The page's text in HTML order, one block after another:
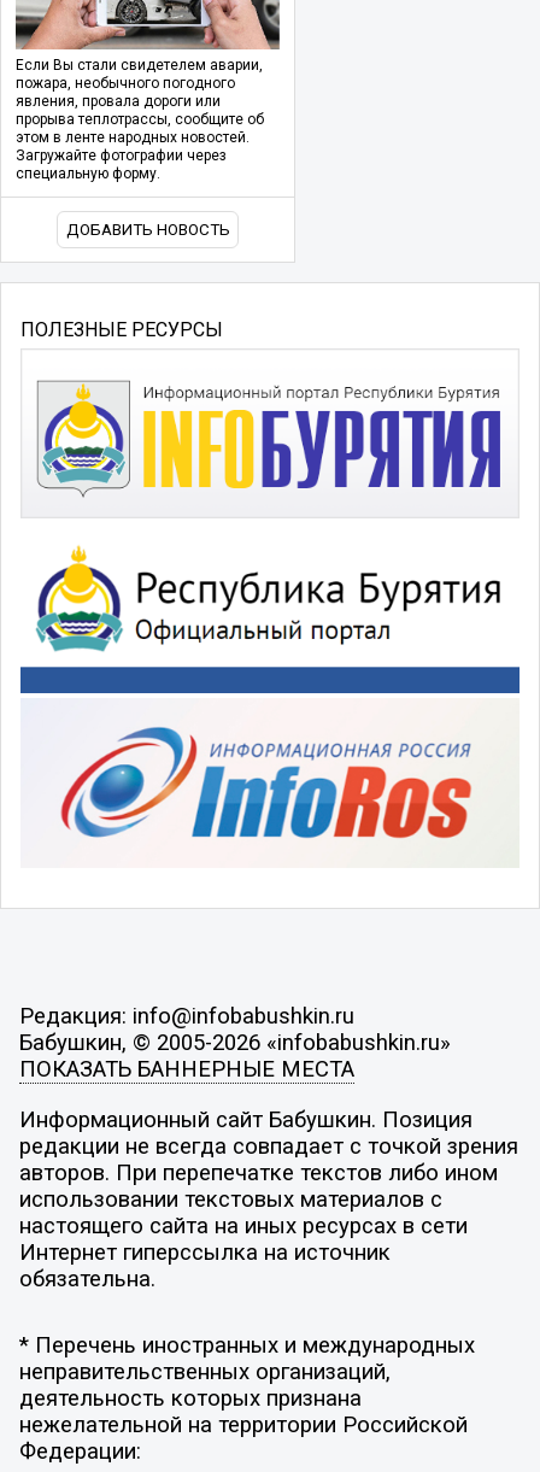
Если Вы стали свидетелем аварии,
пожара, необычного погодного
явления, провала дороги или
прорыва теплотрассы, сообщите об
этом в ленте народных новостей.
Загружайте фотографии через
специальную форму.
ДОБАВИТЬ НОВОСТЬ
ПОЛЕЗНЫЕ РЕСУРСЫ
Редакция: info@infobabushkin.ru
Бабушкин, © 2005-2026 «infobabushkin.ru»
ПОКАЗАТЬ БАННЕРНЫЕ МЕСТА
Информационный сайт Бабушкин. Позиция
редакции не всегда совпадает с точкой зрения
авторов. При перепечатке текстов либо ином
использовании текстовых материалов с
настоящего сайта на иных ресурсах в сети
Интернет гиперссылка на источник
обязательна.
* Перечень иностранных и международных
неправительственных организаций,
деятельность которых признана
нежелательной на территории Российской
Федерации: